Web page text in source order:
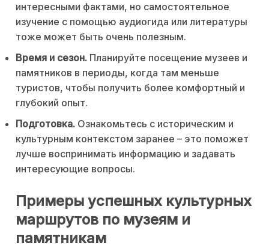
интересными фактами, но самостоятельное
изучение с помощью аудиогида или литературы
тоже может быть очень полезным.
Время и сезон. Планируйте посещение музеев и
памятников в периоды, когда там меньше
туристов, чтобы получить более комфортный и
глубокий опыт.
Подготовка. Ознакомьтесь с историческим и
культурным контекстом заранее – это поможет
лучше воспринимать информацию и задавать
интересующие вопросы.
Примеры успешных культурных
маршрутов по музеям и
памятникам